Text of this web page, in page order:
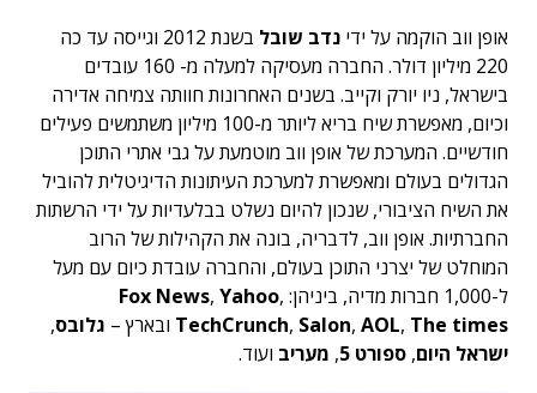
אופן ווב הוקמה על ידי נדב שובל
בשנת 2012 וגייסה עד כה
220 מיליון דולר. החברה מעסיקה למעלה מ- 160 עובדים
בישראל, ניו יורק וקייב. בשנים האחרונות חוותה צמיחה אדירה
וכיום, מאפשרת שיח בריא ליותר מ-100 מיליון משתמשים פעילים
חודשיים. המערכת של אופן ווב מוטמעת על גבי אתרי התוכן
הגדולים בעולם ומאפשרת למערכת העיתונות הדיגיטלית להוביל
את השיח הציבורי, שנכון להיום נשלט בבלעדיות על ידי הרשתות
החברתיות. אופן ווב, לדבריה, בונה את הקהילות של הרוב
המוחלט של יצרני התוכן בעולם, והחברה עובדת כיום עם מעל
ל-1,000 חברות מדיה, ביניהן:
Fox News, Yahoo,
TechCrunch, Salon, AOL, The times ובארץ – גלובס,
ישראל היום, ספורט 5 , מעריב ועוד.